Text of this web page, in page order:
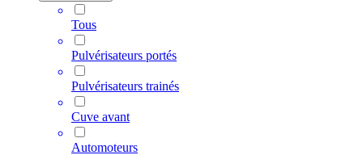
Tous
Pulvérisateurs portés
Pulvérisateurs trainés
Cuve avant
Automoteurs